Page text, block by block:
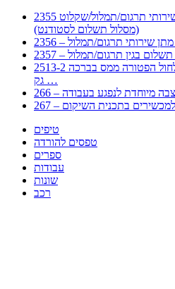
2355 דרישה לתשלום עבור מתן שירותי תרגום/תמלול/שקלוט
(מסלול תשלום לסטודנט)
מתן שירותי תרגום/תמלול
תשלום בגין תרגום/תמלול
2513-2 טופס חדש הצהרה על העברה לחול הפטורה ממס בברכה
גק …
קצבה מיוחדת לנפגע בעבודה
למכשירים בתכנית השיקום
טיפים
טפסים להורדה
ספרים
עבודות
שונות
רכב